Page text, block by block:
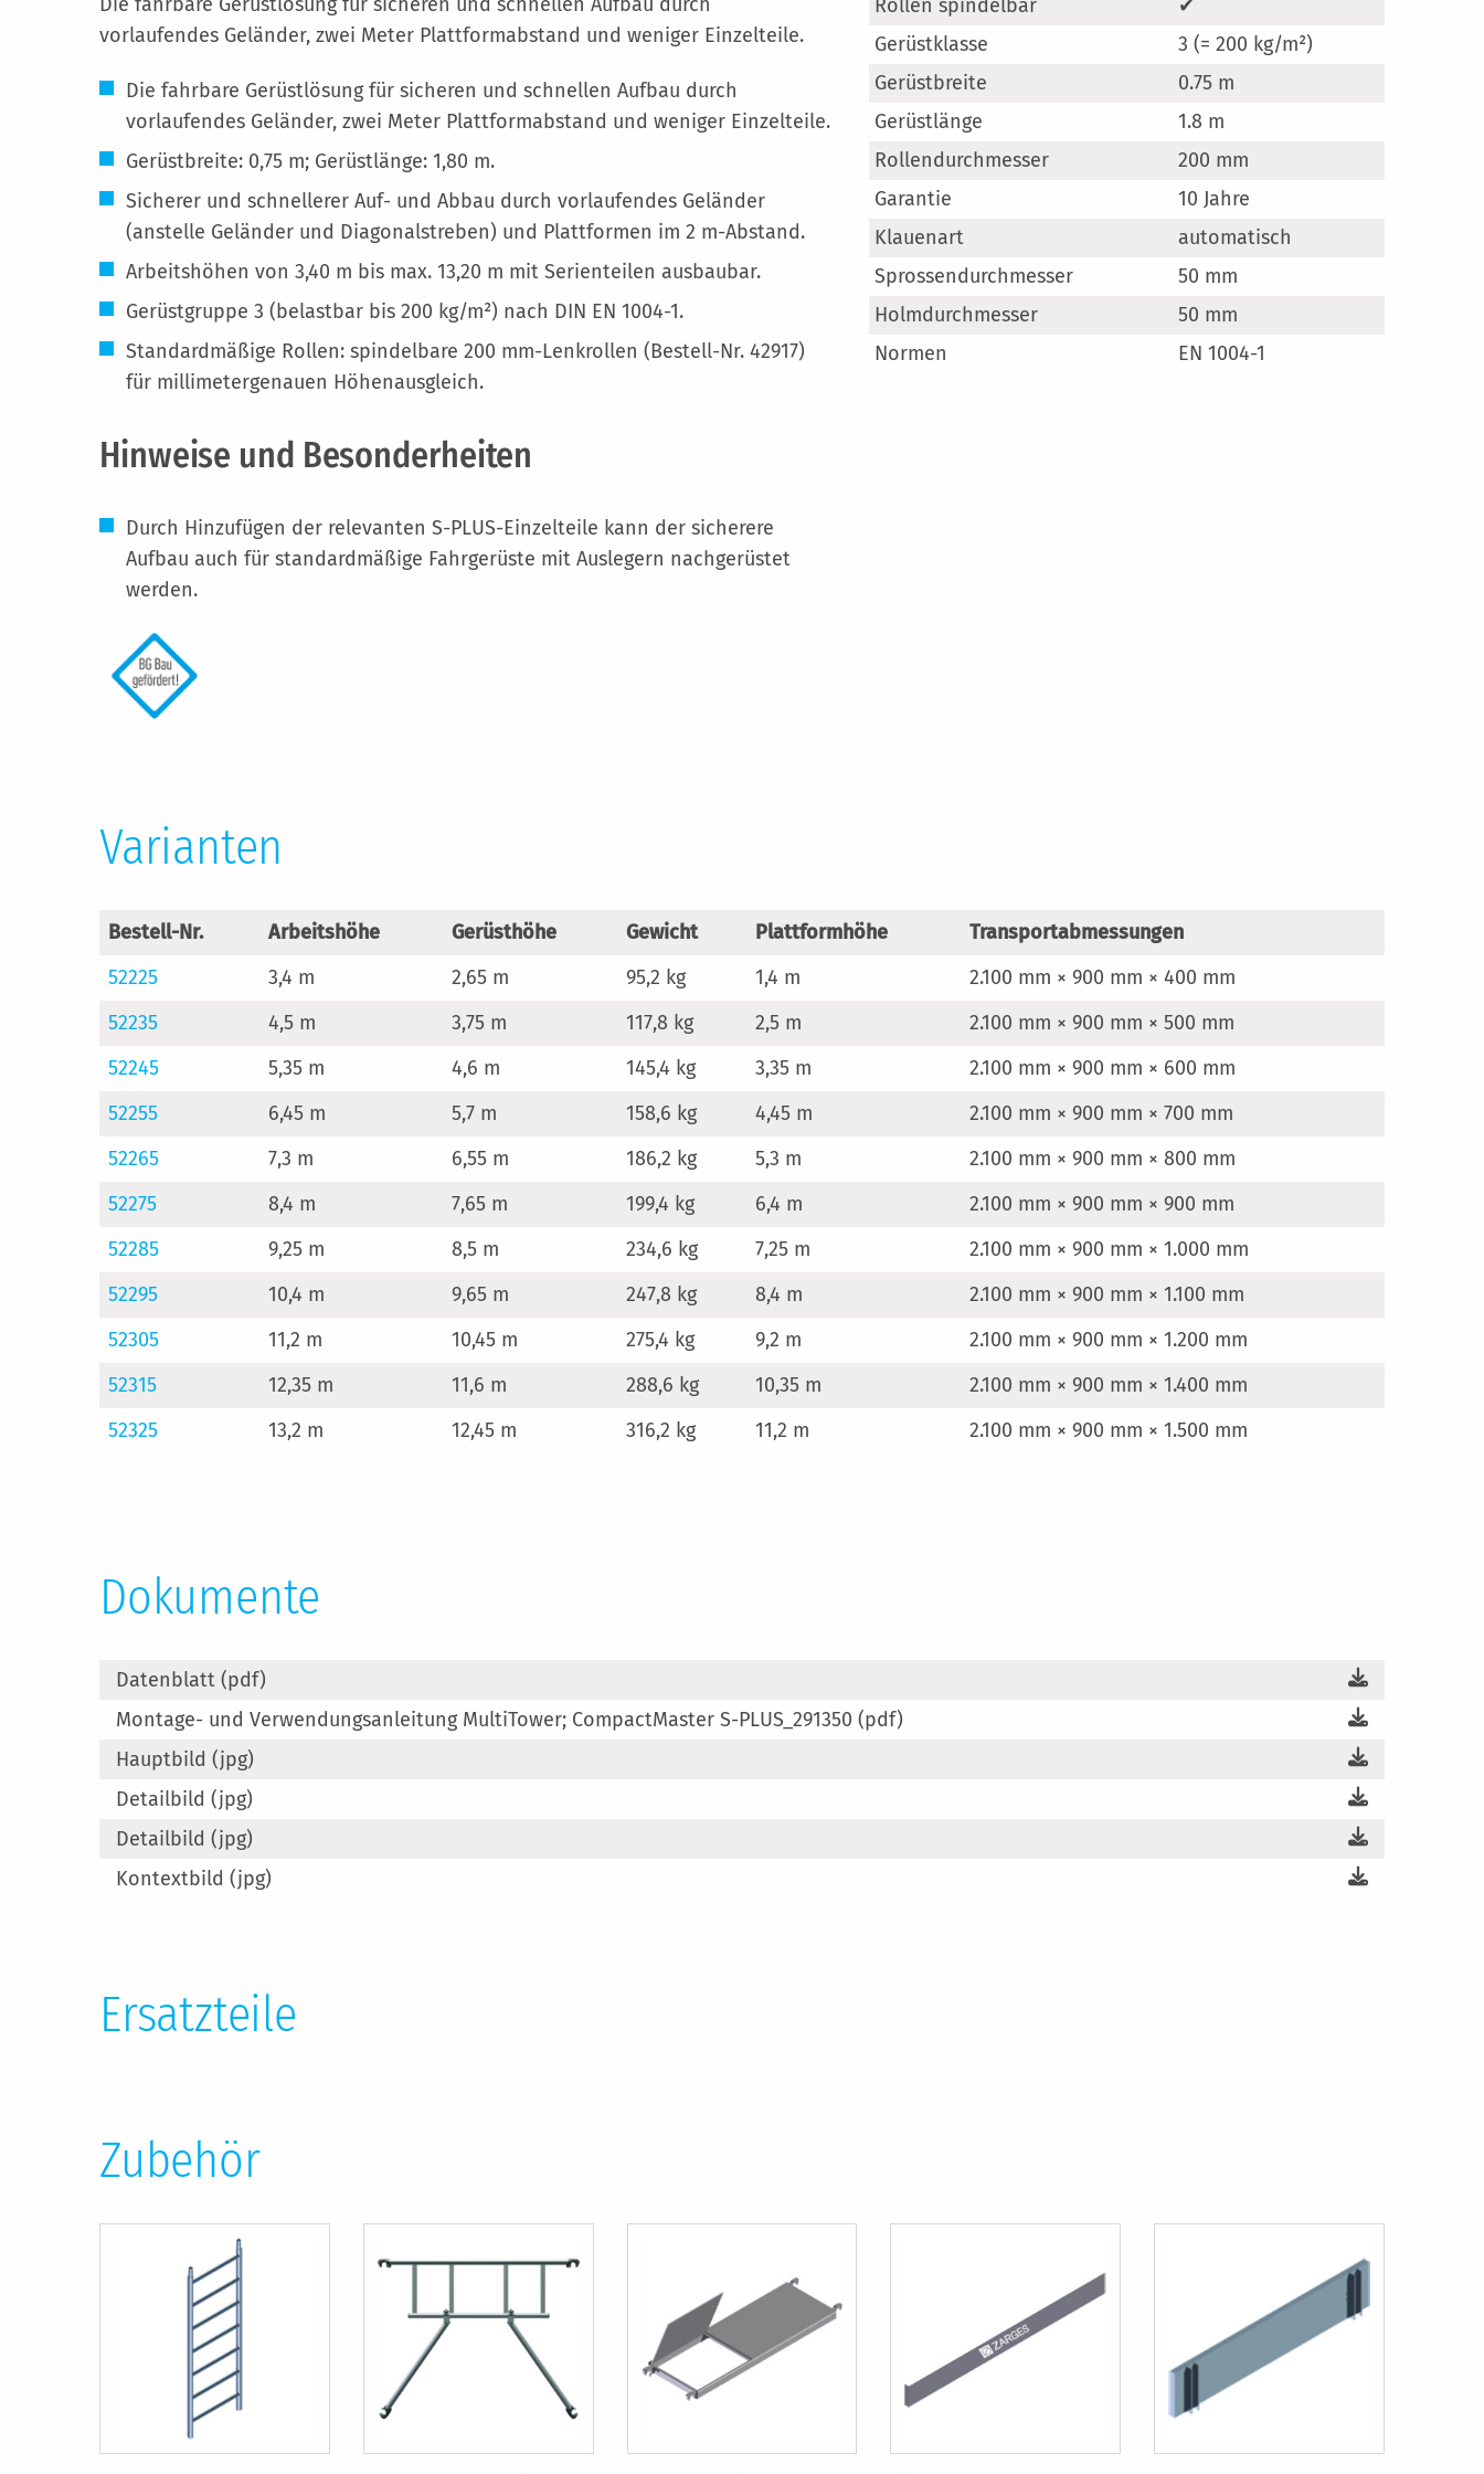
vorlaufendes Geländer, zwei Meter Plattformabstand und weniger Einzelteile.
Die fahrbare Gerüstlösung für sicheren und schnellen Aufbau durch
vorlaufendes Geländer, zwei Meter Plattformabstand und weniger Einzelteile.
Gerüstbreite: 0,75 m; Gerüstlänge: 1,80 m.
Sicherer und schnellerer Auf- und Abbau durch vorlaufendes Geländer
(anstelle Geländer und Diagonalstreben) und Plattformen im 2 m-Abstand.
Arbeitshöhen von 3,40 m bis max. 13,20 m mit Serienteilen ausbaubar.
Gerüstgruppe 3 (belastbar bis 200 kg/m²) nach DIN EN 1004-1.
Standardmäßige Rollen: spindelbare 200 mm-Lenkrollen (Bestell-Nr. 42917)
für millimetergenauen Höhenausgleich.
Hinweise und Besonderheiten
Durch Hinzufügen der relevanten S-PLUS-Einzelteile kann der sicherere
Aufbau auch für standardmäßige Fahrgerüste mit Auslegern nachgerüstet
werden.
Informationen
Rollen spindelbar
✔
Gerüstklasse
3 (= 200 kg/m²)
Gerüstbreite
0.75 m
Gerüstlänge
1.8 m
Rollendurchmesser
200 mm
Garantie
10 Jahre
Klauenart
automatisch
Sprossendurchmesser
50 mm
Holmdurchmesser
50 mm
Normen
EN 1004-1
Varianten
Bestell-Nr. Arbeitshöhe Gerüsthöhe Gewicht Plattformhöhe
Transportabmessungen
52225
3,4 m 2,65 m 95,2 kg 1,4 m
2.100 mm × 900 mm × 400 mm
52235
4,5 m 3,75 m 117,8 kg 2,5 m
2.100 mm × 900 mm × 500 mm
52245
5,35 m 4,6 m 145,4 kg 3,35 m
2.100 mm × 900 mm × 600 mm
52255
6,45 m 5,7 m 158,6 kg 4,45 m
2.100 mm × 900 mm × 700 mm
52265
7,3 m 6,55 m 186,2 kg 5,3 m
2.100 mm × 900 mm × 800 mm
52275
8,4 m 7,65 m 199,4 kg 6,4 m
2.100 mm × 900 mm × 900 mm
52285
9,25 m 8,5 m 234,6 kg 7,25 m
2.100 mm × 900 mm × 1.000 mm
52295
10,4 m 9,65 m 247,8 kg 8,4 m
2.100 mm × 900 mm × 1.100 mm
52305
11,2 m 10,45 m 275,4 kg 9,2 m
2.100 mm × 900 mm × 1.200 mm
52315
12,35 m 11,6 m 288,6 kg 10,35 m
2.100 mm × 900 mm × 1.400 mm
52325
13,2 m 12,45 m 316,2 kg 11,2 m 2.100 mm × 900 mm × 1.500 mm
Dokumente
Datenblatt (pdf)
Montage- und Verwendungsanleitung MultiTower; CompactMaster S-PLUS_291350 (pdf)
Hauptbild (jpg)
Detailbild (jpg)
Detailbild (jpg)
Kontextbild (jpg)
Ersatzteile
Zubehör